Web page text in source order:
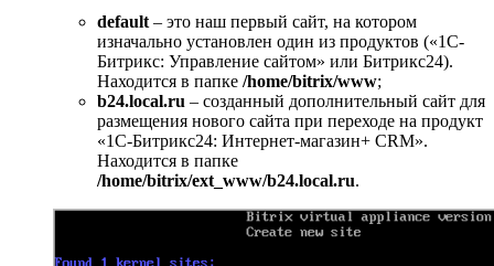
default – это наш первый сайт, на котором
изначально установлен один из продуктов («1С-
Битрикс: Управление сайтом» или Битрикс24).
Находится в папке /home/bitrix/www;
b24.local.ru – созданный дополнительный сайт для
размещения нового сайта при переходе на продукт
«1С-Битрикс24: Интернет-магазин+ CRM».
Находится в папке
/home/bitrix/ext_www/b24.local.ru.